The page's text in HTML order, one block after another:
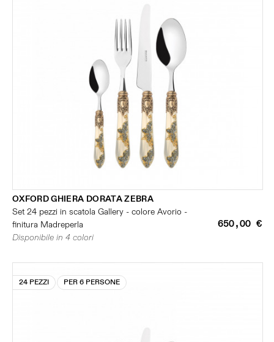
OXFORD GHIERA DORATA ZEBRA
Set 24 pezzi in scatola Gallery - colore Avorio -
finitura Madreperla
650,00 €
Disponibile in 4 colori
24 PEZZI PER 6 PERSONE